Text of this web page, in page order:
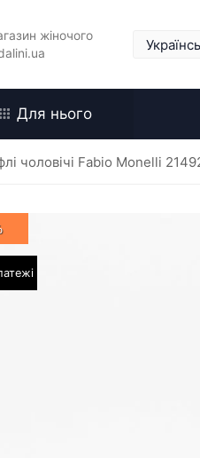
жіночого
Для нього
чоловічі Fabio Monelli